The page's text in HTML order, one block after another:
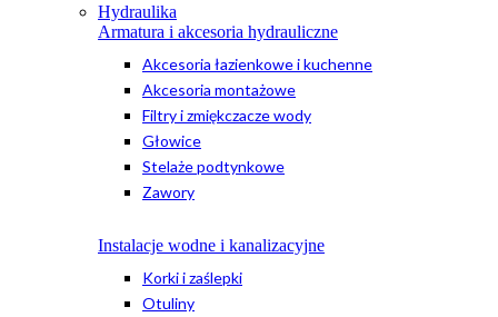
Hydraulika
Armatura i akcesoria hydrauliczne
Akcesoria łazienkowe i kuchenne
Akcesoria montażowe
Filtry i zmiękczacze wody
Głowice
Stelaże podtynkowe
Zawory
Instalacje wodne i kanalizacyjne
Korki i zaślepki
Otuliny